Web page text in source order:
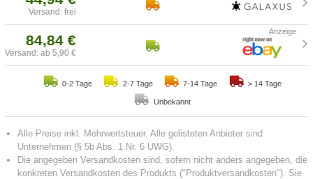
Versand: frei
84,84 €
Versand: ab 5,90 €
0-2 Tage 2-7 Tage 7-14 Tage > 14 Tage
Unbekannt